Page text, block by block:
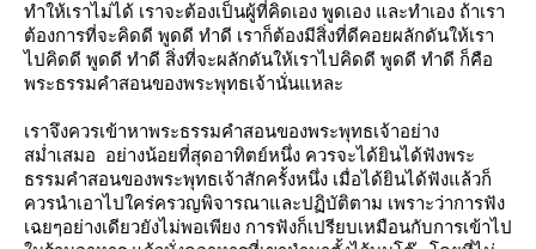
ทำให้เราไม่ได้ เราจะต้องเป็นผู้ที่คิดเอง พูดเอง และทำเอง ถ้าเรา
ต้องการที่จะคิดดี พูดดี ทำดี เราก็ต้องมีสิ่งที่ดีคอยผลักดันให้เรา
ไปคิดดี พูดดี ทำดี สิ่งที่จะผลักดันให้เราไปคิดดี พูดดี ทำดี ก็คือ
พระธรรมคำสอนของพระพุทธเจ้านั่นแหละ
เราจึงควรเข้าหาพระธรรมคำสอนของพระพุทธเจ้าอย่าง
สม่ำเสมอ อย่างน้อยที่สุดอาทิตย์หนึ่ง ควรจะได้ยินได้ฟังพระ
ธรรมคำสอนของพระพุทธเจ้าสักครั้งหนึ่ง เมื่อได้ยินได้ฟังแล้วก็
ควรนำเอาไปใคร่ครวญพิจารณาและปฏิบัติตาม เพราะว่าการฟัง
เฉยๆอย่างเดียวยังไม่พอเพียง การฟังก็เปรียบเหมือนกับการเข้าไป